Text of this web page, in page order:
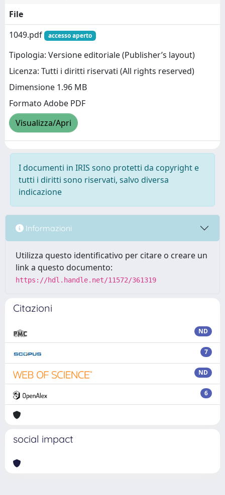
File
1049.pdf
accesso aperto
Tipologia: Versione editoriale (Publisher’s layout)
Licenza: Tutti i diritti riservati (All rights reserved)
Dimensione 1.96 MB
Formato Adobe PDF
Visualizza/Apri
I documenti in IRIS sono protetti da copyright e
tutti i diritti sono riservati, salvo diversa
indicazione
Informazioni
Utilizza questo identificativo per citare o creare un
link a questo documento:
https://hdl.handle.net/11572/361319
Citazioni
ND
7
ND
6
social impact